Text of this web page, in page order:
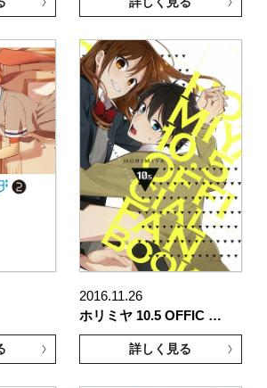
2016.11.26
ホリミヤ 10.5 OFFIC …
詳しく見る